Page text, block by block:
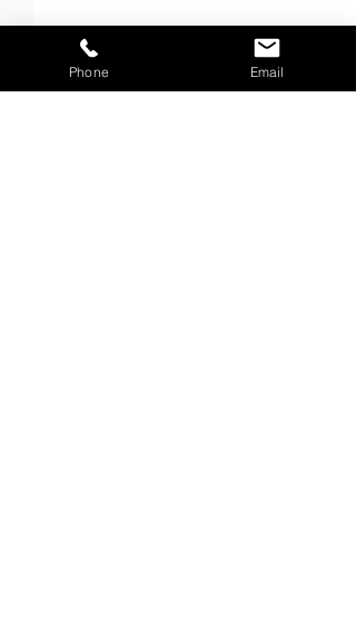
Phone Email